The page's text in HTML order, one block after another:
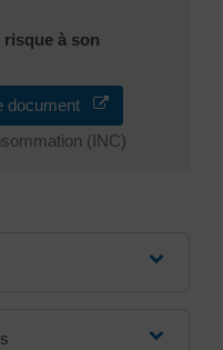
à son
document
(INC)